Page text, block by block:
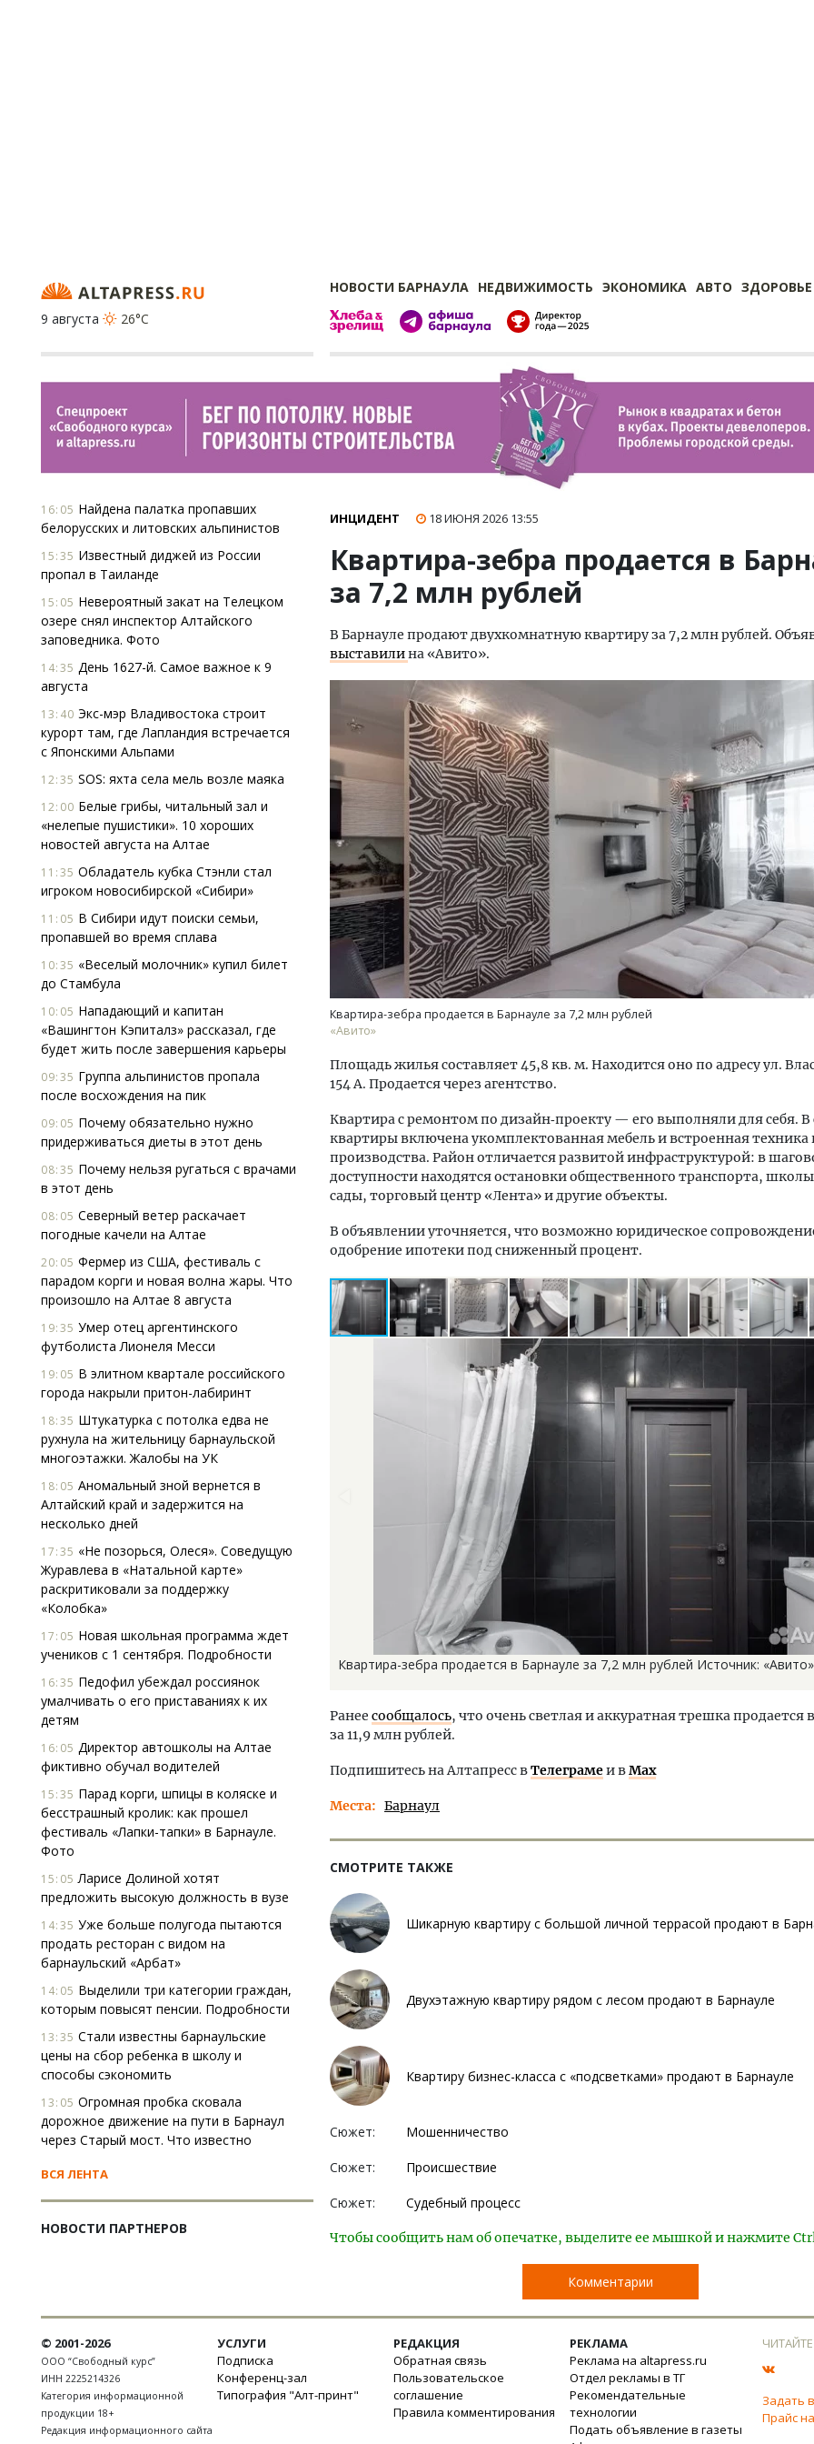
НОВОСТИ БАРНАУЛА НЕДВИЖИМОСТЬ ЭКОНОМИКА АВТО ЗДОРОВЬЕ
9 августа
26°C
16:05 Найдена палатка пропавших
белорусских и литовских альпинистов
15:35 Известный диджей из России
пропал в Таиланде
15:05 Невероятный закат на Телецком
озере снял инспектор Алтайского
заповедника. Фото
14:35 День 1627-й. Самое важное к 9
августа
13:40 Экс-мэр Владивостока строит
курорт там, где Лапландия встречается
с Японскими Альпами
12:35 SOS: яхта села мель возле маяка
12:00 Белые грибы, читальный зал и
«нелепые пушистики». 10 хороших
новостей августа на Алтае
11:35 Обладатель кубка Стэнли стал
игроком новосибирской «Сибири»
11:05 В Сибири идут поиски семьи,
пропавшей во время сплава
10:35 «Веселый молочник» купил билет
до Стамбула
10:05 Нападающий и капитан
«Вашингтон Кэпиталз» рассказал, где
будет жить после завершения карьеры
09:35 Группа альпинистов пропала
после восхождения на пик
09:05 Почему обязательно нужно
придерживаться диеты в этот день
08:35 Почему нельзя ругаться с врачами
в этот день
08:05 Северный ветер раскачает
погодные качели на Алтае
20:05 Фермер из США, фестиваль с
парадом корги и новая волна жары. Что
произошло на Алтае 8 августа
19:35 Умер отец аргентинского
футболиста Лионеля Месси
19:05 В элитном квартале российского
города накрыли притон-лабиринт
18:35 Штукатурка с потолка едва не
рухнула на жительницу барнаульской
многоэтажки. Жалобы на УК
18:05 Аномальный зной вернется в
Алтайский край и задержится на
несколько дней
17:35 «Не позорься, Олеся». Соведущую
Журавлева в «Натальной карте»
раскритиковали за поддержку
«Колобка»
17:05 Новая школьная программа ждет
учеников с 1 сентября. Подробности
16:35 Педофил убеждал россиянок
умалчивать о его приставаниях к их
детям
16:05 Директор автошколы на Алтае
фиктивно обучал водителей
15:35 Парад корги, шпицы в коляске и
бесстрашный кролик: как прошел
фестиваль «Лапки-тапки» в Барнауле.
Фото
15:05 Ларисе Долиной хотят
предложить высокую должность в вузе
14:35 Уже больше полугода пытаются
продать ресторан с видом на
барнаульский «Арбат»
14:05 Выделили три категории граждан,
которым повысят пенсии. Подробности
13:35 Стали известны барнаульские
цены на сбор ребенка в школу и
способы сэкономить
13:05 Огромная пробка сковала
дорожное движение на пути в Барнаул
через Старый мост. Что известно
ВСЯ ЛЕНТА
НОВОСТИ ПАРТНЕРОВ
ИНЦИДЕНТ 18 ИЮНЯ 2026 13:55
Квартира-зебра продается в
за 7,2 млн рублей
В Барнауле продают двухкомнатную квартиру за 7,2 млн рублей.
выставилина «Авито».
Квартира-зебра продается в Барнауле за 7,2 млн рублей
«Авито»
Площадь жилья составляет 45,8 кв. м. Находится оно по адресу ул.
154 А. Продается через агентство.
Квартира с ремонтом по дизайн‑проекту — его выполняли для себя. В
квартиры включена укомплектованная мебель и встроенная техника
производства. Район отличается развитой инфраструктурой: в
доступности находятся остановки общественного транспорта,
сады, торговый центр «Лента» и другие объекты.
В объявлении уточняется, что возможно юридическое
одобрение ипотеки под сниженный процент.
Квартира-зебра продается в Барнауле за 7,2 млн рублей Источник: «Авито»
Ранее сообщалось, что очень светлая и аккуратная трешка продается
за 11,9 млн рублей.
Подпишитесь на Алтапресс вТелеграмеи вMax
Места Барнаул
СМОТРИТЕ ТАКЖЕ
Шикарную квартиру с большой личной террасой продают в
Двухэтажную квартиру рядом с лесом продают в Барнауле
Квартиру бизнес-класса с «подсветками» продают в Барнауле
Сюжет: Мошенничество
Сюжет: Происшествие
Сюжет: Судебный процесс
Чтобы сообщить нам об опечатке, выделите ее мышкой и нажмите
Комментарии
Ищем новые берега. Гендиректор
«Жилищной инициативы» Юрий
Гатилов — о том, как девелоперу
оставаться на плаву, когда рынок
СТРОИТЕЛЬСТВО
Двухуровневые номера и
Каким будет новый бутик-
© 2001-2026
ООО “Свободный курс”
ИНН 2225214326
Категория информационной
продукции 18+
Редакция информационного сайта
УСЛУГИ
Подписка
Конференц-зал
Типография "Алт-принт"
РЕДАКЦИЯ
Обратная связь
Пользовательское
соглашение
Правила комментирования
РЕКЛАМА
Реклама на altapress.ru
Отдел рекламы в ТГ
Рекомендательные
технологии
Подать объявление в газеты
Задать
Прайс